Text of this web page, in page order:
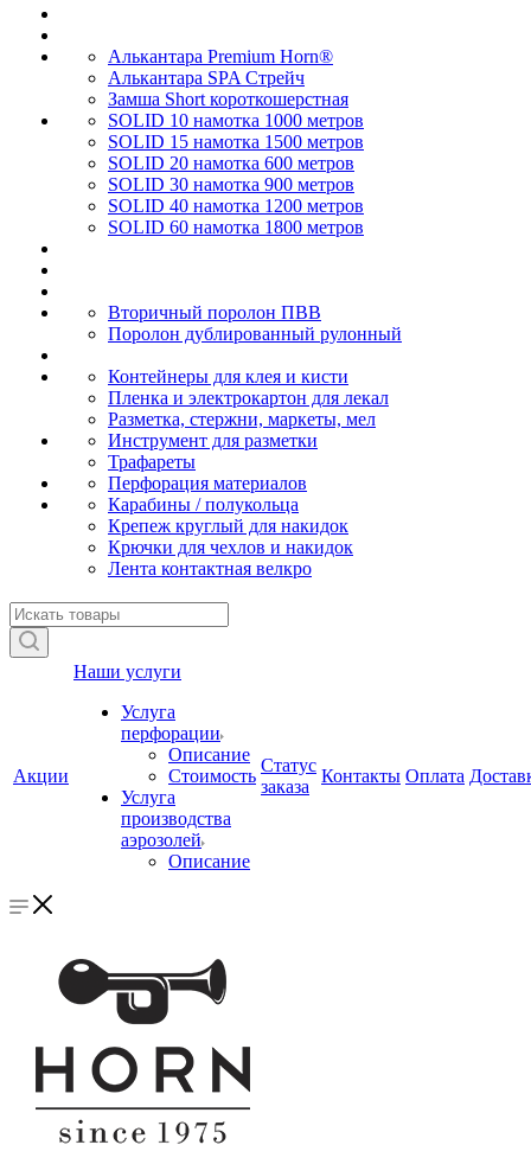
Алькантара Premium Horn®
Алькантара SPA Стрейч
Замша Short короткошерстная
SOLID 10 намотка 1000 метров
SOLID 15 намотка 1500 метров
SOLID 20 намотка 600 метров
SOLID 30 намотка 900 метров
SOLID 40 намотка 1200 метров
SOLID 60 намотка 1800 метров
Вторичный поролон ПВВ
Поролон дублированный рулонный
Контейнеры для клея и кисти
Пленка и электрокартон для лекал
Разметка, стержни, маркеты, мел
Инструмент для разметки
Трафареты
Перфорация материалов
Карабины / полукольца
Крепеж круглый для накидок
Крючки для чехлов и накидок
Лента контактная велкро
Акции
Наши услуги
Услуга
перфорации
Описание
Стоимость
Услуга
производства
аэрозолей
Описание
Статус
заказа
Контакты Оплата